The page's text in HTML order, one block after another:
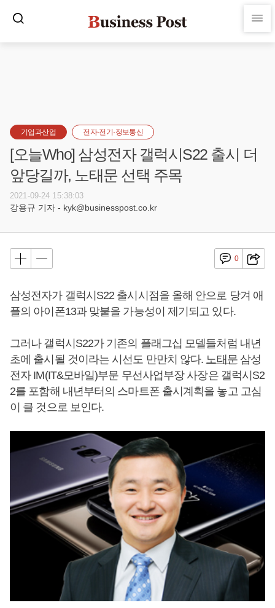
기업과산업 전자·전기·정보통신
[오늘Who] 삼성전자 갤럭시S22 출시 더
앞당길까, 노태문 선택 주목
2021-09-24 15:38:03
강용규 기자 - kyk@businesspost.co.kr
0
삼성전자가 갤럭시S22 출시시점을 올해 안으로 당겨 애
플의 아이폰13과 맞붙을 가능성이 제기되고 있다.
그러나 갤럭시S22가 기존의 플래그십 모델들처럼 내년
초에 출시될 것이라는 시선도 만만치 않다. 노태문삼성
전자 IM(IT&모바일)부문 무선사업부장 사장은 갤럭시S2
2를 포함해 내년부터의 스마트폰 출시계획을 놓고 고심
이 클 것으로 보인다.